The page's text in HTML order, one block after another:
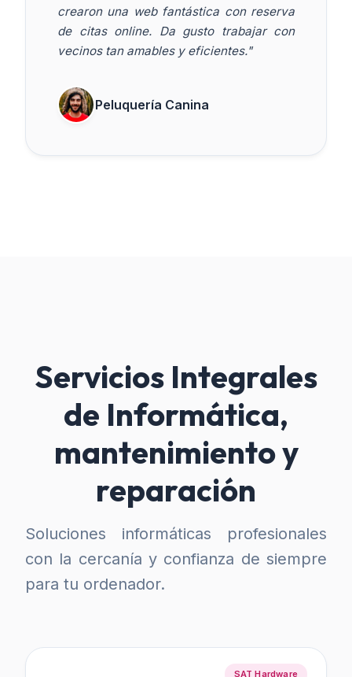
crearon una web fantástica con reserva
de citas online. Da gusto trabajar con
vecinos tan amables y eficientes."
Peluquería Canina
Servicios Integrales
de Informática,
mantenimiento y
reparación
Soluciones informáticas profesionales
con la cercanía y confianza de siempre
para tu ordenador.
SAT Hardware